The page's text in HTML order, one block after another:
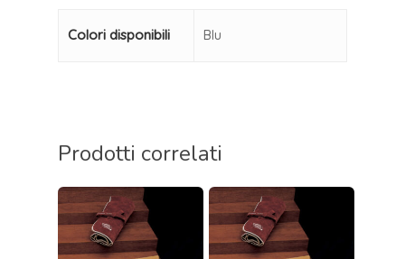
Colori disponibili Blu
Prodotti correlati